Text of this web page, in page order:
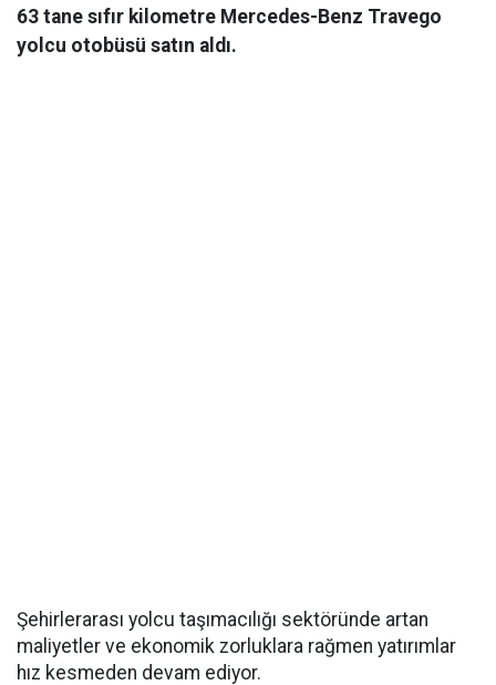
63 tane sıfır kilometre Mercedes-Benz Travego
yolcu otobüsü satın aldı.
Şehirlerarası yolcu taşımacılığı sektöründe artan
maliyetler ve ekonomik zorluklara rağmen yatırımlar
hız kesmeden devam ediyor.